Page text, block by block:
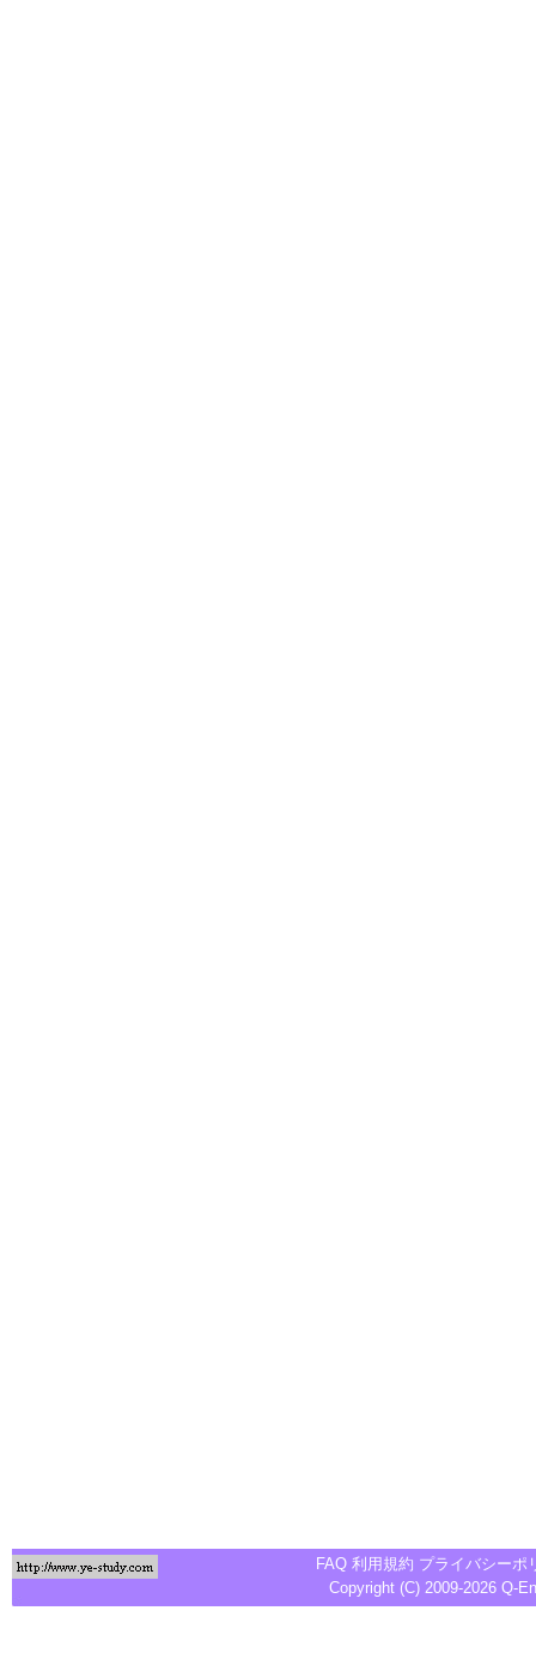
FAQ 利用規約 プライバシーポ
Copyright (C) 2009-2026 Q-